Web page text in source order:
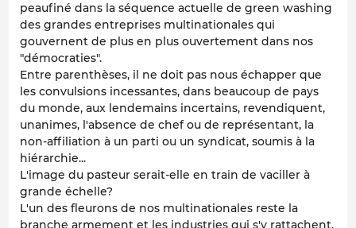
peaufiné dans la séquence actuelle de green washing
des grandes entreprises multinationales qui
gouvernent de plus en plus ouvertement dans nos
"démocraties".
Entre parenthèses, il ne doit pas nous échapper que
les convulsions incessantes, dans beaucoup de pays
du monde, aux lendemains incertains, revendiquent,
unanimes, l'absence de chef ou de représentant, la
non-affiliation à un parti ou un syndicat, soumis à la
hiérarchie...
L'image du pasteur serait-elle en train de vaciller à
grande échelle?
L'un des fleurons de nos multinationales reste la